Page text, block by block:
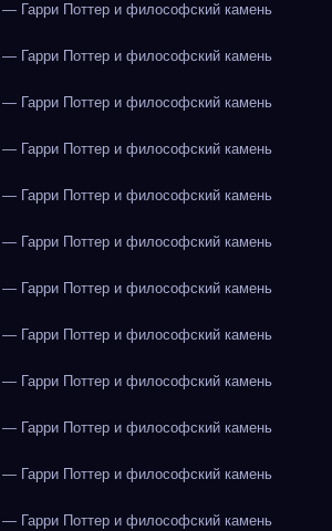
Гарри Поттер и философский камень
Гарри Поттер и философский камень
Гарри Поттер и философский камень
Гарри Поттер и философский камень
Гарри Поттер и философский камень
Гарри Поттер и философский камень
Гарри Поттер и философский камень
Гарри Поттер и философский камень
Гарри Поттер и философский камень
Гарри Поттер и философский камень
Гарри Поттер и философский камень
Гарри Поттер и философский камень